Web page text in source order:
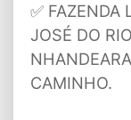
✅ FAZENDA
JOSÉ DO
CAMINHO.